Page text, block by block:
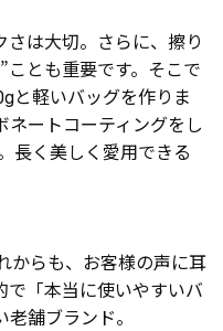
は大切。さらに、擦り
とも重要です。そこで
と軽いバッグを作りま
ネートコーティングをし
長く美しく愛用できる
からも、お客様の声に耳
で「本当に使いやすいバ
舗ブランド。